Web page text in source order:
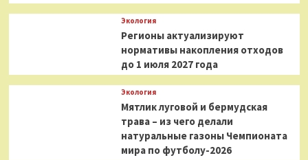
Экология
Регионы актуализируют
нормативы накопления отходов
до 1 июля 2027 года
Экология
Мятлик луговой и бермудская
трава – из чего делали
натуральные газоны Чемпионата
мира по футболу-2026